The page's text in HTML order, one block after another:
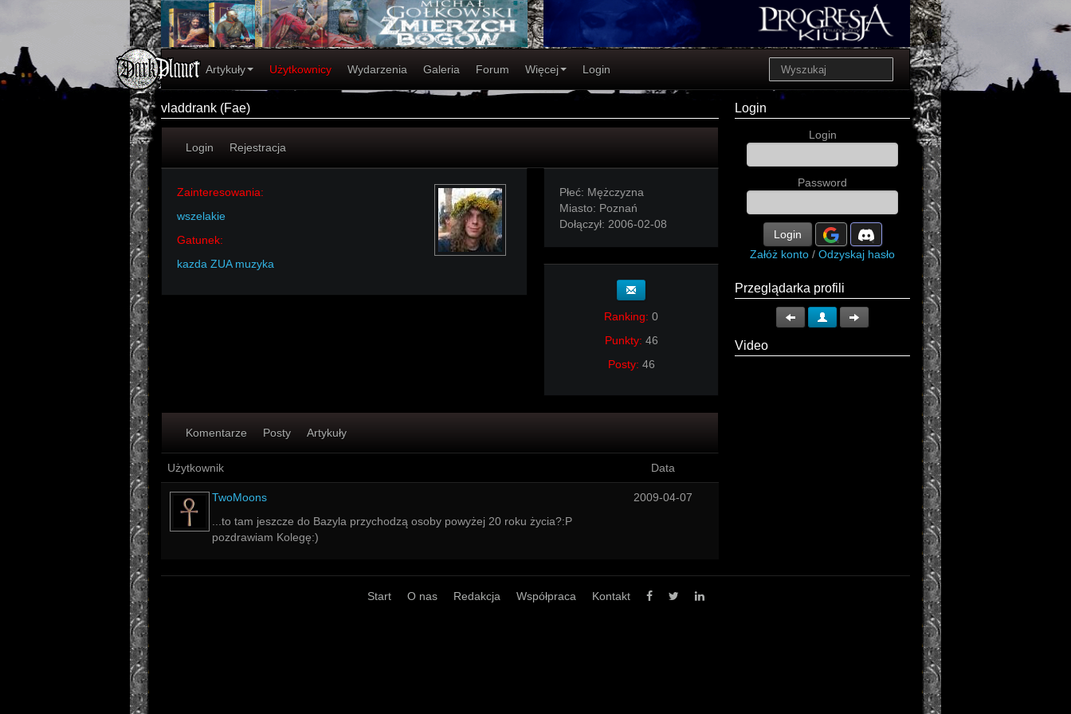
Artykuły Użytkownicy Wydarzenia Galeria Forum Więcej Login
vladdrank (Fae)
Login Rejestracja
Zainteresowania:
wszelakie
Gatunek:
kazda ZUA muzyka
Płeć: Mężczyzna
Miasto: Poznań
Dołączył: 2006-02-08
Ranking: 0
Punkty: 46
Posty: 46
Komentarze Posty Artykuły
Użytkownik Data
TwoMoons
...to tam jeszcze do Bazyla przychodzą osoby powyżej 20 roku życia?:P
pozdrawiam Kolegę:)
2009-04-07
Login
Login
Password
Login
Załóż konto / Odzyskaj hasło
Przeglądarka profili
Video
Start O nas Redakcja Współpraca Kontakt